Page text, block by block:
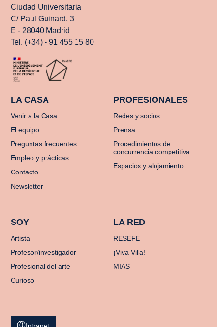
Ciudad Universitaria
C/ Paul Guinard, 3
E - 28040 Madrid
Tel. (+34) - 91 455 15 80
LA CASA
Venir a la Casa
El equipo
Preguntas frecuentes
Empleo y prácticas
Contacto
Newsletter
PROFESIONALES
Redes y socios
Prensa
Procedimientos de
concurrencia competitiva
Espacios y alojamiento
SOY
Artista
Profesor/investigador
Profesional del arte
Curioso
LA RED
RESEFE
¡Viva Villa!
MIAS
Intranet